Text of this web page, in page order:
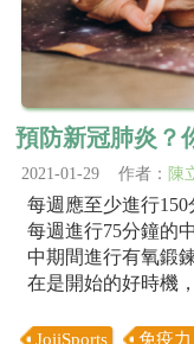
預防新冠肺炎？
2021-01-29 作者： 陳
每週應至少進行
每週進行75分鐘的
中期間進行有氧鍛
在是開始的好時機
JoiiSports 免疫力